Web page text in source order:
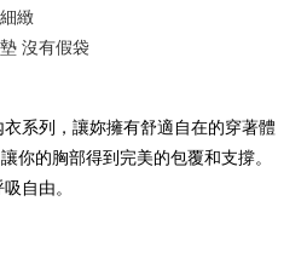
上で送料無料
緻
沒有假袋
系列，讓妳擁有舒適自在的穿著體
你的胸部得到完美的包覆和支撐。
自由。